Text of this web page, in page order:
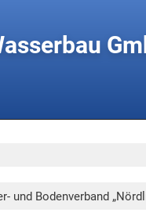
und Bodenverband